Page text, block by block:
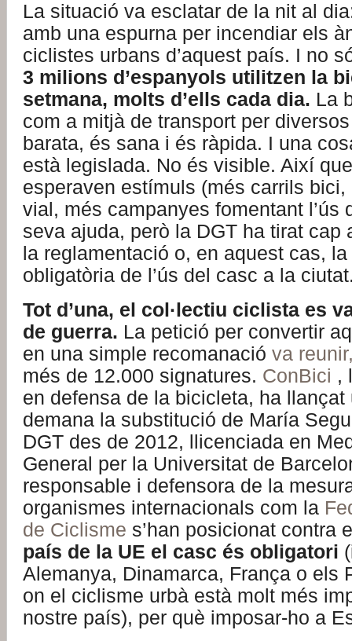
La situació va esclatar de la nit al
amb una espurna per incendiar els
ciclistes urbans d’aquest país. I no
3 milions d’espanyols utilitzen la
setmana, molts d’ells cada dia. La
com a mitjà de transport per
barata, és sana i és ràpida. I una
està legislada. No és visible. Així
esperaven estímuls (més carrils
vial, més campanyes fomentant l’ús
seva ajuda, però la DGT ha tirat cap
la reglamentació o, en aquest cas,
obligatòria de l’ús del casc a la
Tot d’una, el col·lectiu ciclista es
de guerra. La petició per convertir
en una simple recomanació va
més de 12.000 signatures. ConBici ,
en defensa de la bicicleta, ha llançat
demana la substitució de María
DGT des de 2012, llicenciada en
General per la Universitat de
responsable i defensora de la
organismes internacionals com la
de Ciclisme s’han posicionat contra
país de la UE el casc és obligatori
Alemanya, Dinamarca, França o els
on el ciclisme urbà està molt més
nostre país), per què imposar-ho a